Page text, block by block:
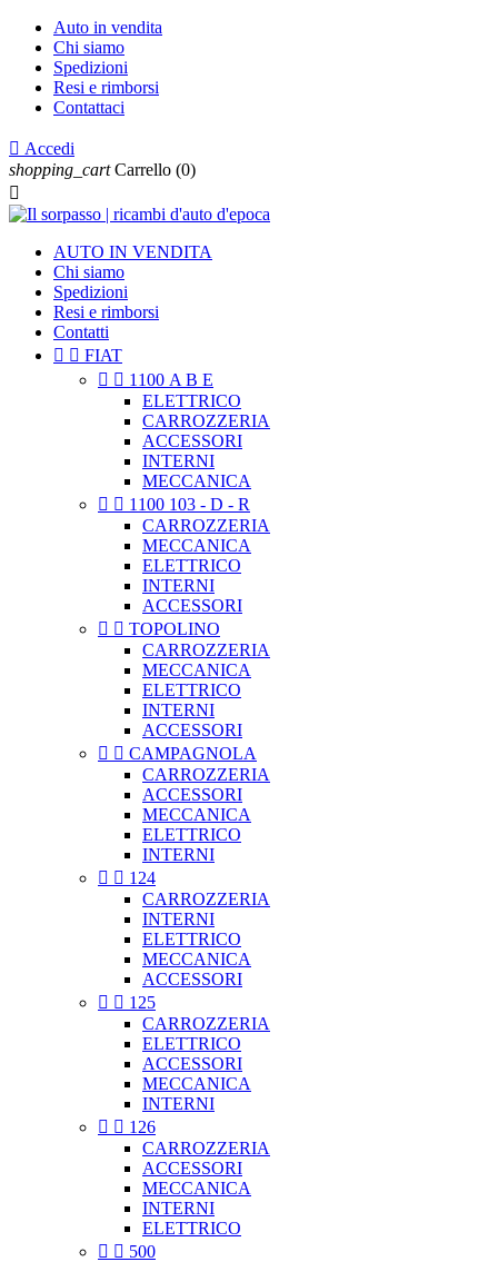
Auto in vendita
Chi siamo
Spedizioni
Resi e rimborsi
Contattaci
 Accedi
shopping_cart Carrello (0)

AUTO IN VENDITA
Chi siamo
Spedizioni
Resi e rimborsi
Contatti
  FIAT
  1100 A B E
ELETTRICO
CARROZZERIA
ACCESSORI
INTERNI
MECCANICA
  1100 103 - D - R
CARROZZERIA
MECCANICA
ELETTRICO
INTERNI
ACCESSORI
  TOPOLINO
CARROZZERIA
MECCANICA
ELETTRICO
INTERNI
ACCESSORI
  CAMPAGNOLA
CARROZZERIA
ACCESSORI
MECCANICA
ELETTRICO
INTERNI
  124
CARROZZERIA
INTERNI
ELETTRICO
MECCANICA
ACCESSORI
  125
CARROZZERIA
ELETTRICO
ACCESSORI
MECCANICA
INTERNI
  126
CARROZZERIA
ACCESSORI
MECCANICA
INTERNI
ELETTRICO
  500